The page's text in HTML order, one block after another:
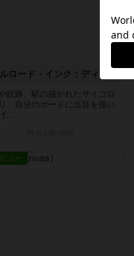
鉄路、駅の描かれたサイコロ
、自分のボードに出目を描い
...
ビュー